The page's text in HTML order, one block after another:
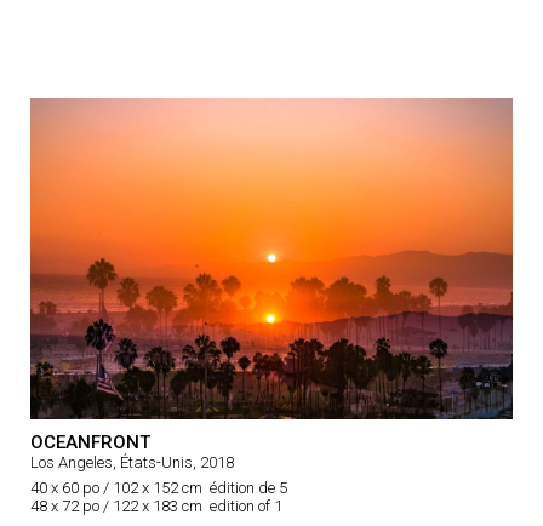
OCEANFRONT
Los Angeles, États-Unis, 2018
40 x 60 po / 102 x 152 cm édition de 5
48 x 72 po / 122 x 183 cm edition of 1